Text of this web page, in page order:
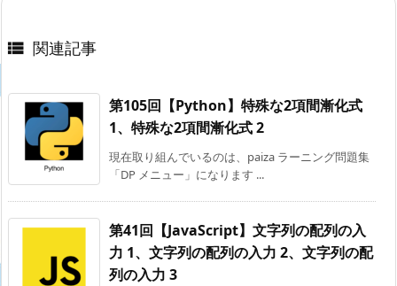
 関連記事
第105回【Python】特殊な2項間漸化式
1、特殊な2項間漸化式 2
現在取り組んでいるのは、paiza ラーニング問題集
「DP メニュー」になります ...
第41回【JavaScript】文字列の配列の入
力 1、文字列の配列の入力 2、文字列の配
列の入力 3